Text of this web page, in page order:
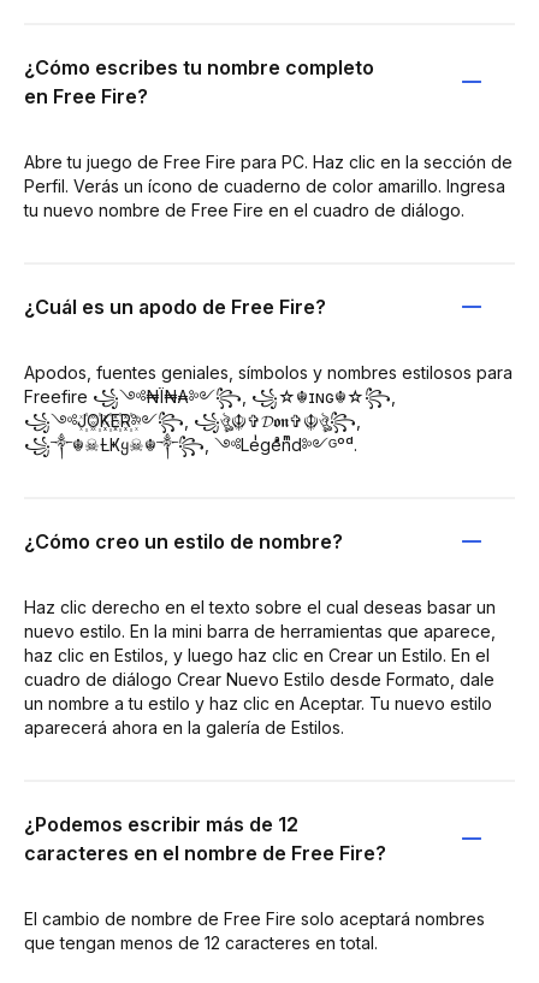
¿Cómo escribes tu nombre completo
en Free Fire?
Abre tu juego de Free Fire para PC. Haz clic en la sección de
Perfil. Verás un ícono de cuaderno de color amarillo. Ingresa
tu nuevo nombre de Free Fire en el cuadro de diálogo.
¿Cuál es un apodo de Free Fire?
Apodos, fuentes geniales, símbolos y nombres estilosos para
Freefire ꧁༺₦Ї₦₳༻꧂, ꧁☆☬ɪɴɢ☬☆꧂,
꧁༺J꙰O꙰K꙰E꙰R꙰༻꧂, ꧁ঔৣ☬✞𝓓𝖔𝖓✞☬ঔৣ꧂,
꧁༒☬☠Ƚ︎Ҝყ☠︎☬༒꧂, ༺Leͥgeͣnͫd༻ᴳᵒᵈ.
¿Cómo creo un estilo de nombre?
Haz clic derecho en el texto sobre el cual deseas basar un
nuevo estilo. En la mini barra de herramientas que aparece,
haz clic en Estilos, y luego haz clic en Crear un Estilo. En el
cuadro de diálogo Crear Nuevo Estilo desde Formato, dale
un nombre a tu estilo y haz clic en Aceptar. Tu nuevo estilo
aparecerá ahora en la galería de Estilos.
¿Podemos escribir más de 12
caracteres en el nombre de Free Fire?
El cambio de nombre de Free Fire solo aceptará nombres
que tengan menos de 12 caracteres en total.